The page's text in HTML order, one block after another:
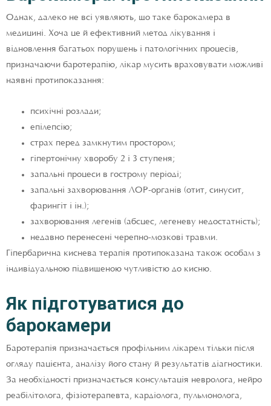
Однак, далеко не всі уявляють, що таке барокамера в
медицині. Хоча це й ефективний метод лікування і
відновлення багатьох порушень і патологічних процесів,
призначаючи баротерапію, лікар мусить враховувати можливі
наявні протипоказання:
психічні розлади;
епілепсію;
страх перед замкнутим простором;
гіпертонічну хворобу 2 і 3 ступеня;
запальні процеси в гострому періоді;
запальні захворювання ЛОР-органів (отит, синусит,
фарингіт і ін.);
захворювання легенів (абсцес, легеневу недостатність);
недавно перенесені черепно-мозкові травми.
Гіпербарична киснева терапія протипоказана також особам з
індивідуальною підвищеною чутливістю до кисню.
Як підготуватися до
барокамери
Баротерапія призначається профільним лікарем тільки після
огляду пацієнта, аналізу його стану й результатів діагностики.
За необхідності призначається консультація невролога, нейро
реабілітолога, фізіотерапевта, кардіолога, пульмонолога,